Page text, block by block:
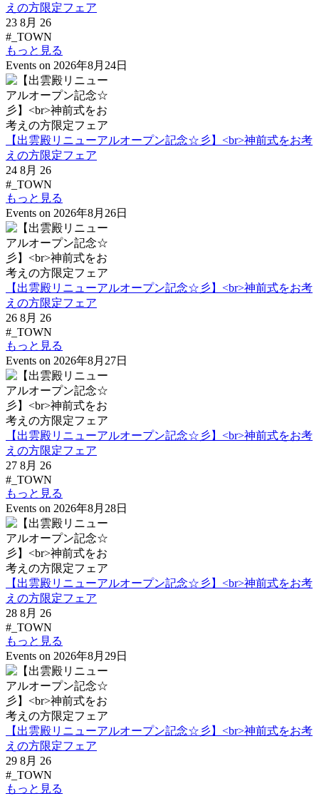
えの方限定フェア
23 8月 26
#_TOWN
もっと見る
Events on 2026年8月24日
【出雲殿リニューアルオープン記念☆彡】<br>神前式をお考
えの方限定フェア
24 8月 26
#_TOWN
もっと見る
Events on 2026年8月26日
【出雲殿リニューアルオープン記念☆彡】<br>神前式をお考
えの方限定フェア
26 8月 26
#_TOWN
もっと見る
Events on 2026年8月27日
【出雲殿リニューアルオープン記念☆彡】<br>神前式をお考
えの方限定フェア
27 8月 26
#_TOWN
もっと見る
Events on 2026年8月28日
【出雲殿リニューアルオープン記念☆彡】<br>神前式をお考
えの方限定フェア
28 8月 26
#_TOWN
もっと見る
Events on 2026年8月29日
【出雲殿リニューアルオープン記念☆彡】<br>神前式をお考
えの方限定フェア
29 8月 26
#_TOWN
もっと見る